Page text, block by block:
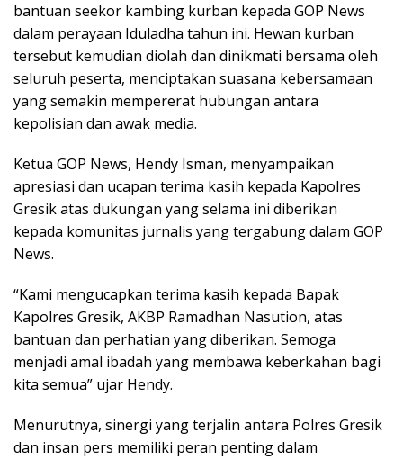
bantuan seekor kambing kurban kepada GOP News
dalam perayaan Iduladha tahun ini. Hewan kurban
tersebut kemudian diolah dan dinikmati bersama oleh
seluruh peserta, menciptakan suasana kebersamaan
yang semakin mempererat hubungan antara
kepolisian dan awak media.
Ketua GOP News, Hendy Isman, menyampaikan
apresiasi dan ucapan terima kasih kepada Kapolres
Gresik atas dukungan yang selama ini diberikan
kepada komunitas jurnalis yang tergabung dalam GOP
News.
“Kami mengucapkan terima kasih kepada Bapak
Kapolres Gresik, AKBP Ramadhan Nasution, atas
bantuan dan perhatian yang diberikan. Semoga
menjadi amal ibadah yang membawa keberkahan bagi
kita semua” ujar Hendy.
Menurutnya, sinergi yang terjalin antara Polres Gresik
dan insan pers memiliki peran penting dalam